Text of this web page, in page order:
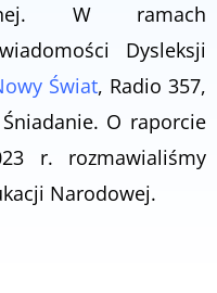
W ramach
Dysleksji
Świat, Radio 357,
O raporcie
r. rozmawialiśmy
Narodowej.